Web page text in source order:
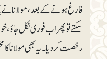
فارغ ہونے کے بعد، مولانا
سکتے تو پھر اب فوری نکل جاؤ،
رخصت کردیا۔ یہ بھی مولانا